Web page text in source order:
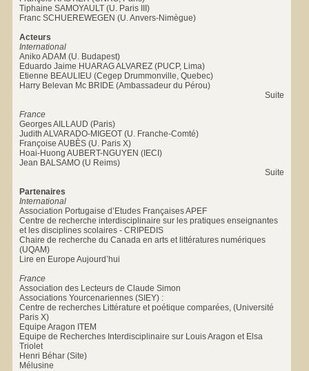
Tiphaine SAMOYAULT (U. Paris III)
Franc SCHUEREWEGEN (U. Anvers-Nimègue)
Acteurs
International
Aniko ADAM (U. Budapest)
Eduardo Jaime HUARAG ALVAREZ (PUCP, Lima)
Etienne BEAULIEU (Cegep Drummonville, Quebec)
Harry Belevan Mc BRIDE (Ambassadeur du Pérou)
Suite
France
Georges AILLAUD (Paris)
Judith ALVARADO-MIGEOT (U. Franche-Comté)
Françoise AUBÈS (U. Paris X)
Hoai-Huong AUBERT-NGUYEN (IECI)
Jean BALSAMO (U Reims)
Suite
Partenaires
International
Association Portugaise d’Etudes Françaises APEF
Centre de recherche interdisciplinaire sur les pratiques enseignantes
et les disciplines scolaires - CRIPEDIS
Chaire de recherche du Canada en arts et littératures numériques
(UQAM)
Lire en Europe Aujourd’hui
France
Association des Lecteurs de Claude Simon
Associations Yourcenariennes (SIEY) :
Centre de recherches Littérature et poétique comparées, (Université
Paris X)
Equipe Aragon ITEM
Equipe de Recherches Interdisciplinaire sur Louis Aragon et Elsa
Triolet
Henri Béhar (Site)
Mélusine